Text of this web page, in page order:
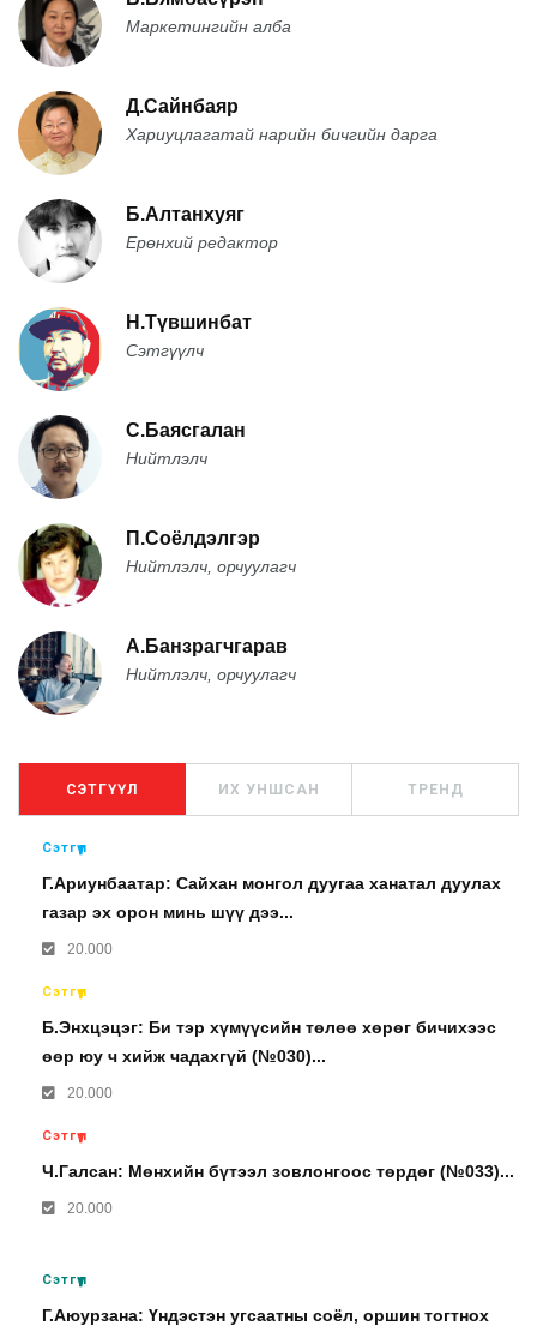
Маркетингийн алба
Д.Сайнбаяр
Хариуцлагатай нарийн бичгийн дарга
Б.Алтанхуяг
Ерөнхий редактор
Н.Түвшинбат
Сэтгүүлч
С.Баясгалан
Нийтлэлч
П.Соёлдэлгэр
Нийтлэлч, орчуулагч
А.Банзрагчгарав
Нийтлэлч, орчуулагч
СЭТГҮҮЛ ИХ УНШСАН ТРЕНД
Сэтгүүл
Г.Ариунбаатар: Сайхан монгол дуугаа ханатал дуулах
газар эх орон минь шүү дээ...
20.000
Сэтгүүл
Б.Энхцэцэг: Би тэр хүмүүсийн төлөө хөрөг бичихээс
өөр юу ч хийж чадахгүй (№030)...
20.000
Сэтгүүл
Ч.Галсан: Мөнхийн бүтээл зовлонгоос төрдөг (№033)...
20.000
Сэтгүүл
Г.Аюурзана: Үндэстэн угсаатны соёл, оршин тогтнох